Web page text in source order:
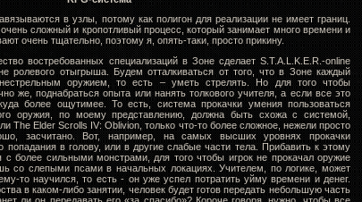
в узлы, потому как полигон для реализации не имеет границ.
сложный и кропотливый процесс, который занимает много времени и
очень тщательно, поэтому я, опять-таки, просто прикину.
востребованных специализаций в Зоне сделает S.T.A.L.K.E.R.-online
ролевого отыгрыша. Будем отталкиваться от того, что в Зоне каждый
оружием, то есть – уметь стрелять. Но для того чтобы
же, поднабраться опыта или нанять толкового учителя, а если все это
более ощутимее. То есть, система прокачки умения пользоваться
оружия, по моему представлению, должна быть схожа с системой,
The Elder Scrolls IV: Oblivion, только что-то более сложное, нежели просто
засчитано. Вот, например, на самых высших уровнях прокачки
попадания в голову, или в другие слабые части тела. Прибавить к этому
более сильными монстрами, для того чтобы игрок не прокачал оружие
со слепыми псами в начальных локациях. Учителем, по логике, может
то научился, то есть - он уже успел потратить уйму времени и денег.
в каком-либо занятии, человек будет готов передать небольшую часть